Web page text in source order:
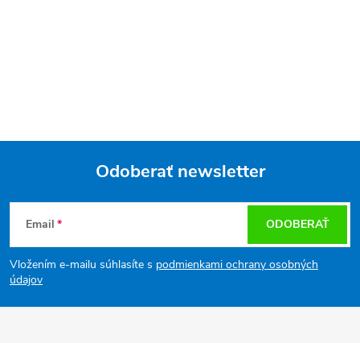
Z
á
p
Odoberať newsletter
Email
Vložením e-mailu súhlasíte s podmienkami ochrany osobných
údajov
ODOBERAŤ